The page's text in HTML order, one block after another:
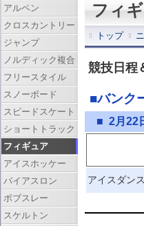
フィ
トップ
競技日程
■バンク
■ 2月22
アイスダン
アルペン
クロスカントリー
ジャンプ
ノルディック複合
フリースタイル
スノーボード
スピードスケート
ショートトラック
フィギュア
アイスホッケー
バイアスロン
ボブスレー
スケルトン